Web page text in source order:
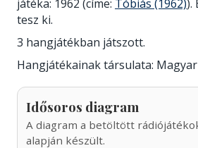
játéka: 1962 (címe: Tóbiás (1962)).
tesz ki.
3 hangjátékban játszott.
Hangjátékainak társulata: Magyar
Idősoros diagram
A diagram a betöltött
alapján készült.